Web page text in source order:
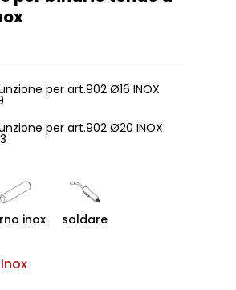
per art.902 Ø16 INOX
per art.902 Ø20 INOX
inox saldare
Inox